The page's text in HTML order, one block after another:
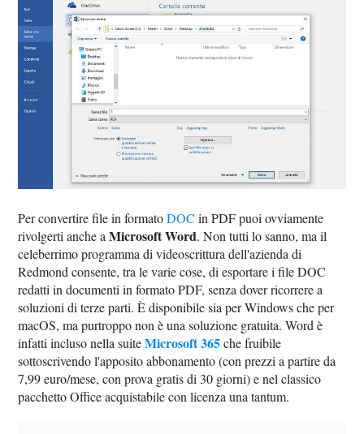
Per convertire file in formatoDOC in PDF puoi ovviamente
rivolgerti anche aMicrosoft Word. Non tutti lo sanno, ma il
celeberrimo programma di videoscrittura dell'azienda di
Redmond consente, tra le varie cose, di esportare i file DOC
redatti in documenti in formato PDF, senza dover ricorrere a
soluzioni di terze parti. È disponibile sia per Windows che per
macOS, ma purtroppo non è una soluzione gratuita. Word è
infatti incluso nella suiteMicrosoft 365che fruibile
sottoscrivendo l'apposito abbonamento (con prezzi a partire da
7,99 euro/mese, con prova gratis di 30 giorni) e nel classico
pacchetto Office acquistabile con licenza una tantum.